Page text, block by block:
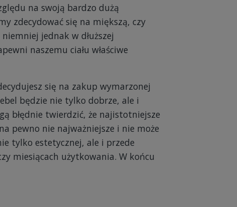
na swoją bardzo dużą
zdecydować się na miększą, czy
jednak w dłuższej
naszemu ciału właściwe
się na zakup wymarzonej
będzie nie tylko dobrze, ale i
błędnie twierdzić, że najistotniejsze
pewno nie najważniejsze i nie może
tylko estetycznej, ale i przede
miesiącach użytkowania. W końcu